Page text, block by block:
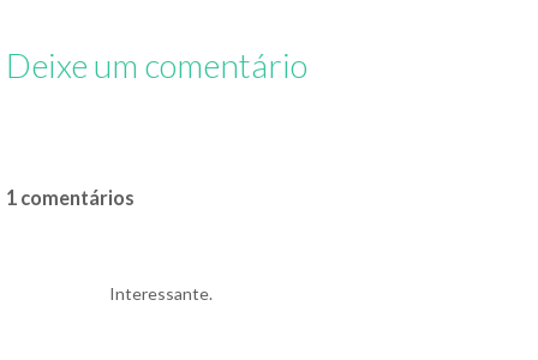
Deixe um comentário
1 comentários
Interessante.